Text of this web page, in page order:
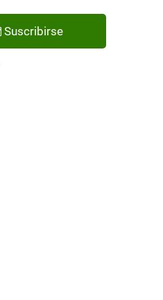
Suscribirse